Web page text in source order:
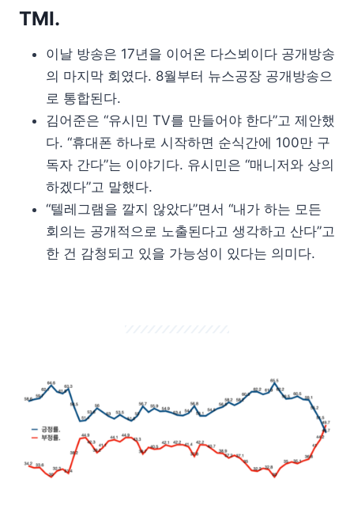
TMI.
이날 방송은 17년을 이어온 다스뵈이다 공개방송
의 마지막 회였다. 8월부터 뉴스공장 공개방송으
로 통합된다.
김어준은 “유시민 TV를 만들어야 한다”고 제안했
다. “휴대폰 하나로 시작하면 순식간에 100만 구
독자 간다”는 이야기다. 유시민은 “매니저와 상의
하겠다”고 말했다.
“텔레그램을 깔지 않았다”면서 “내가 하는 모든
회의는 공개적으로 노출된다고 생각하고 산다”고
한 건 감청되고 있을 가능성이 있다는 의미다.